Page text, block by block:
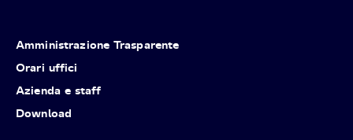
Amministrazione Trasparente
Orari uffici
Azienda e staff
Download